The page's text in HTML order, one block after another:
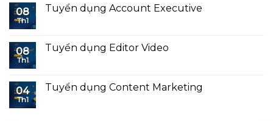
08
Th1
Tuyển dụng Account Executive
08
Th1
Tuyển dụng Editor Video
04
Th1
Tuyển dụng Content Marketing